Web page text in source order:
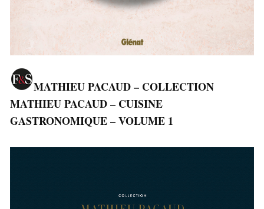
MATHIEU PACAUD – COLLECTION
MATHIEU PACAUD – CUISINE
GASTRONOMIQUE – VOLUME 1